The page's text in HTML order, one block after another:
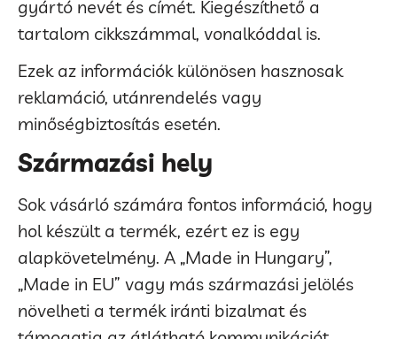
gyártó nevét és címét. Kiegészíthető a
tartalom cikkszámmal, vonalkóddal is.
Ezek az információk különösen hasznosak
reklamáció, utánrendelés vagy
minőségbiztosítás esetén.
Származási hely
Sok vásárló számára fontos információ, hogy
hol készült a termék, ezért ez is egy
alapkövetelmény. A „Made in Hungary”,
„Made in EU” vagy más származási jelölés
növelheti a termék iránti bizalmat és